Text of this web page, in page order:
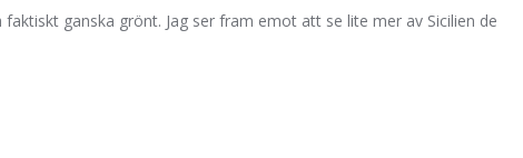
ganska grönt. Jag ser fram emot att se lite mer av Sicilien de